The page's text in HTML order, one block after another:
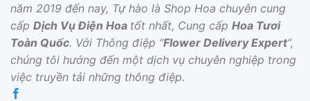
năm 2019 đến nay, Tự hào là Shop Hoa chuyên cung
cấp Dịch Vụ Điện Hoa tốt nhất, Cung cấp Hoa Tươi
Toàn Quốc. Với Thông điệp “Flower Delivery Expert“,
chúng tôi hướng đến một dịch vụ chuyên nghiệp trong
việc truyền tải những thông điệp.